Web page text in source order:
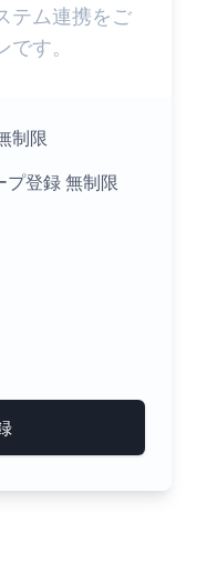
テム連携をご
す。
制限
プ登録 無制限